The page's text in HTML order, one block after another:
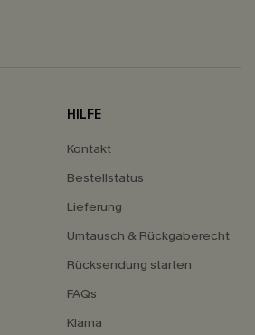
HILFE
Kontakt
Bestellstatus
Lieferung
Umtausch & Rückgaberecht
Rücksendung starten
FAQs
Klarna